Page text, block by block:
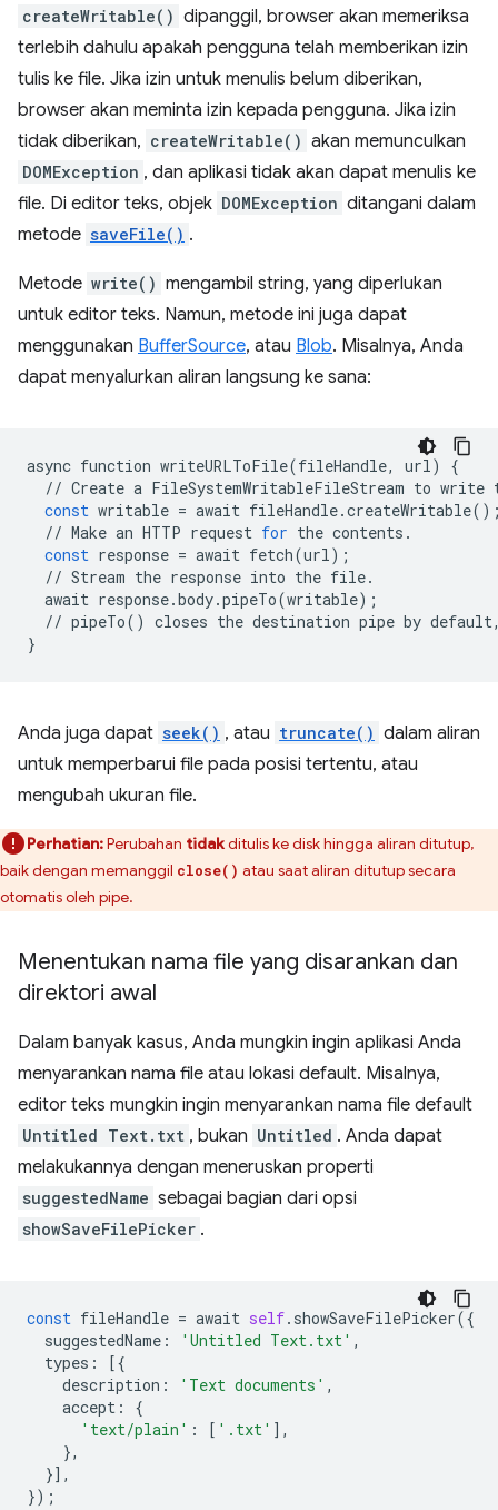
createWritable() dipanggil, browser akan memeriksa
terlebih dahulu apakah pengguna telah memberikan izin
tulis ke file. Jika izin untuk menulis belum diberikan,
browser akan meminta izin kepada pengguna. Jika izin
tidak diberikan, createWritable() akan memunculkan
DOMException , dan aplikasi tidak akan dapat menulis ke
file. Di editor teks, objek DOMException ditangani dalam
metode saveFile() .
Metode write() mengambil string, yang diperlukan
untuk editor teks. Namun, metode ini juga dapat
menggunakan BufferSource, atau Blob. Misalnya, Anda
dapat menyalurkan aliran langsung ke sana:
async function writeURLToFile(fileHandle, url)
{
// Create a FileSystemWritableFileStream to write
const writable = await fileHandle.createWritable
// Make an HTTP request for the contents .
const response = await fetch(url);
// Stream the response into the file.
await response.body.pipeTo(writable);
// pipeTo() closes the destination pipe by default
}
Anda juga dapat seek() , atau truncate() dalam aliran
untuk memperbarui file pada posisi tertentu, atau
mengubah ukuran file.
Perhatian:Perubahan tidakditulis ke disk hingga aliran ditutup,
baik dengan memanggil close() atau saat aliran ditutup secara
otomatis oleh pipe.
Menentukan nama file yang disarankan dan
direktori awal
Dalam banyak kasus, Anda mungkin ingin aplikasi Anda
menyarankan nama file atau lokasi default. Misalnya,
editor teks mungkin ingin menyarankan nama file default
Untitled Text.txt , bukan Untitled . Anda dapat
melakukannya dengan meneruskan properti
suggestedName sebagai bagian dari opsi
showSaveFilePicker .
const fileHandle = await self. showSaveFilePicker({
suggestedName : 'Untitled Text.txt' ,
types :
[{
description : 'Text documents' ,
accept :
{
'text/plain' : [ '.txt' ],
},
}],
});